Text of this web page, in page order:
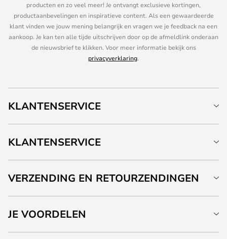
producten en zo veel meer! Je ontvangt exclusieve kortingen,
productaanbevelingen en inspiratieve content. Als een gewaardeerde
klant vinden we jouw mening belangrijk en vragen we je feedback na een
aankoop. Je kan ten alle tijde uitschrijven door op de afmeldlink onderaan
de nieuwsbrief te klikken. Voor meer informatie bekijk ons
privacyverklaring.
KLANTENSERVICE
KLANTENSERVICE
VERZENDING EN RETOURZENDINGEN
JE VOORDELEN